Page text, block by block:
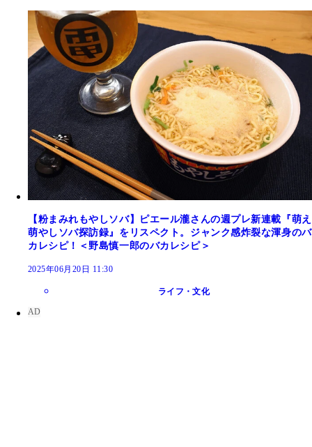
【粉まみれもやしソバ】ピエール瀧さんの週プレ新連載『萌え
萌やしソバ探訪録』をリスペクト。ジャンク感炸裂な渾身のバ
カレシピ！＜野島慎一郎のバカレシピ＞
2025年06月20日 11:30
ライフ・文化